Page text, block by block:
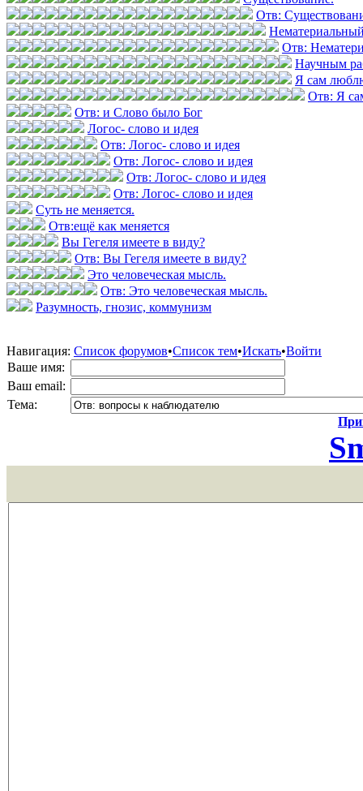
Отв:
Отв:
Научным
Я сам
Отв: Я
Отв: и Слово было Бог
Логос- слово и идея
Отв: Логос- слово и идея
Отв: Логос- слово и идея
Отв: Логос- слово и идея
Отв: Логос- слово и идея
Суть не меняется.
Отв:ещё как меняется
Вы Гегеля имеете в виду?
Отв: Вы Гегеля имеете в виду?
Это человеческая мысль.
Отв: Это человеческая мысль.
Разумность, гнозис, коммунизм
Навигация: Список форумов•Список тем•Искать•Войти
Ваше имя:
Ваш email:
Тема: